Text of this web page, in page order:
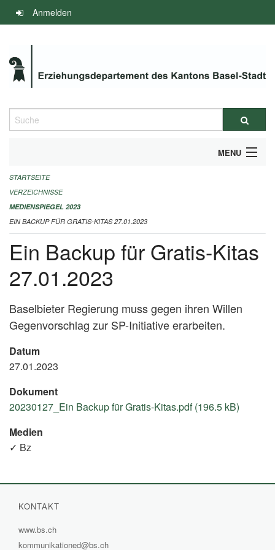
Navigation
überspringen
Anmelden
Suche
MENU
INFOS ZUM ED-MEDIENSPIEGEL
IMPRESSUM
STARTSEITE
VERZEICHNISSE
MEDIENSPIEGEL 2023
EIN BACKUP FÜR GRATIS-KITAS 27.01.2023
Ein Backup für Gratis-Kitas
27.01.2023
Baselbieter Regierung muss gegen ihren Willen
Gegenvorschlag zur SP-Initiative erarbeiten.
Datum
27.01.2023
Dokument
20230127_Ein Backup für Gratis-Kitas.pdf (196.5 kB)
Medien
✓ Bz
KONTAKT
www.bs.ch
Link)
kommunikationed@bs.ch